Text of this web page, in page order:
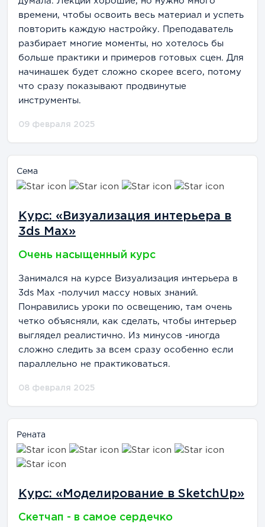
времени, чтобы освоить весь материал и успеть
повторить каждую настройку. Преподаватель
разбирает многие моменты, но хотелось бы
больше практики и примеров готовых сцен. Для
начинашек будет сложно скорее всего, потому
что сразу показывают продвинутые
инструменты.
09 февраля 2025
Сема
Курс: «Визуализация интерьера в
3ds Max»
Очень насыщенный курс
Занимался на курсе Визуализация интерьера в
3ds Max -получил массу новых знаний.
Понравились уроки по освещению, там очень
четко объясняли, как сделать, чтобы интерьер
выглядел реалистично. Из минусов -иногда
сложно следить за всем сразу особенно если
параллельно не практиковаться.
08 февраля 2025
Рената
Курс: «Моделирование в SketchUp»
Скетчап - в самое сердечко